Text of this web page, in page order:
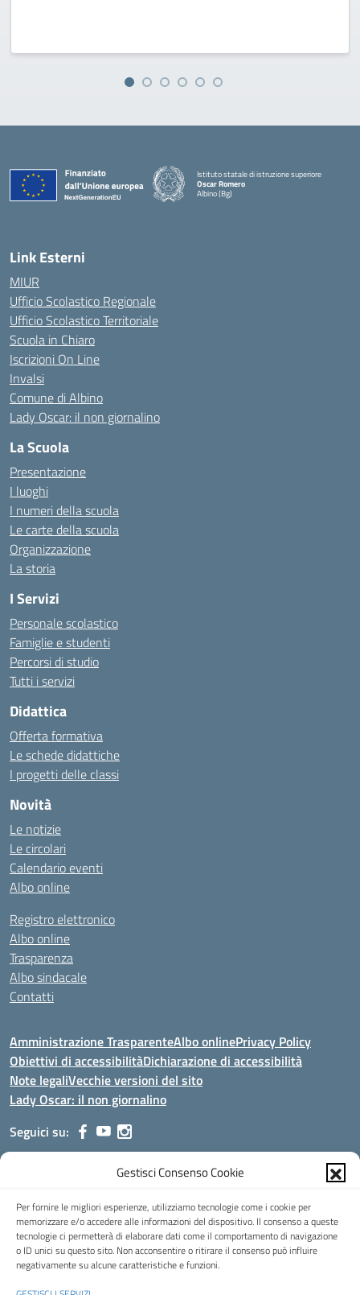
Gestisci Consenso Cookie
Per fornire le migliori esperienze, utilizziamo tecnologie come i cookie per
memorizzare e/o accedere alle informazioni del dispositivo. Il consenso a queste
tecnologie ci permetterà di elaborare dati come il comportamento di navigazione
o ID unici su questo sito. Non acconsentire o ritirare il consenso può influire
negativamente su alcune caratteristiche e funzioni.
Istituto statale di istruzione superiore
Oscar Romero
Albino (Bg)
Link Esterni
MIUR
Ufficio Scolastico Regionale
Ufficio Scolastico Territoriale
Scuola in Chiaro
Iscrizioni On Line
Invalsi
Comune di Albino
Lady Oscar: il non giornalino
La Scuola
Presentazione
I luoghi
I numeri della scuola
Le carte della scuola
Organizzazione
La storia
I Servizi
Personale scolastico
Famiglie e studenti
Percorsi di studio
Tutti i servizi
Didattica
Offerta formativa
Le schede didattiche
I progetti delle classi
Novità
Le notizie
Le circolari
Calendario eventi
Albo online
Registro elettronico
Albo online
Trasparenza
Albo sindacale
Contatti
Amministrazione TrasparenteAlbo onlinePrivacy Policy
Obiettivi di accessibilitàDichiarazione di accessibilità
Note legaliVecchie versioni del sito
Lady Oscar: il non giornalino
Seguici su:
Viale Aldo Moro, 51 - 24021 Albino (Bg)
Posta elettronica certificata (PEC):bgis00900b@pec.istruzione.it
Codice fiscale: 95002390169
Codice meccanografico:BGIS00900B